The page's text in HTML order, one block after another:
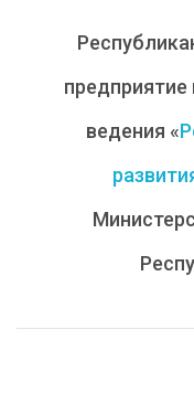
предприятие
ведения «